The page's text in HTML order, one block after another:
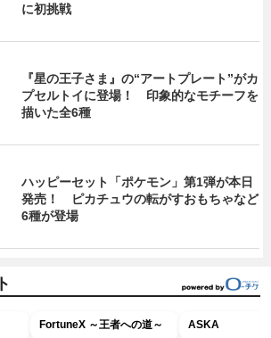
に初挑戦
『星の王子さま』の“アートプレート”がカ
プセルトイに登場！ 印象的なモチーフを
描いた全6種
ハッピーセット「ポケモン」第1弾が本日
発売！ ピカチュウの転がすおもちゃなど
6種が登場
FortuneX ～王者への道～ ASKA